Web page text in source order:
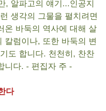
, 알파고의 얘기...인공지
생각의 그물을 펼치려면
온 바둑의 역사에 대해 살
칼럼이나, 또한 바둑의 변
도 합니다. 천천히, 찬찬
니다. - 편집자 주 -
다